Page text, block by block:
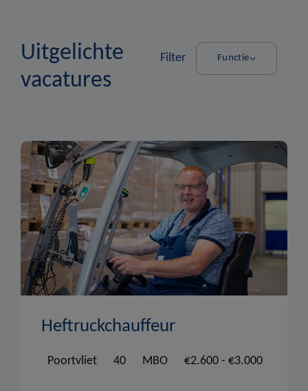
Uitgelichte
vacatures
Filter Functie
Administratie &
Projectmanagement
HSEQ
HRM
Supply Chain Planning
Heftruckchauffeur
Poortvliet 40 MBO €2.600 - €3.000